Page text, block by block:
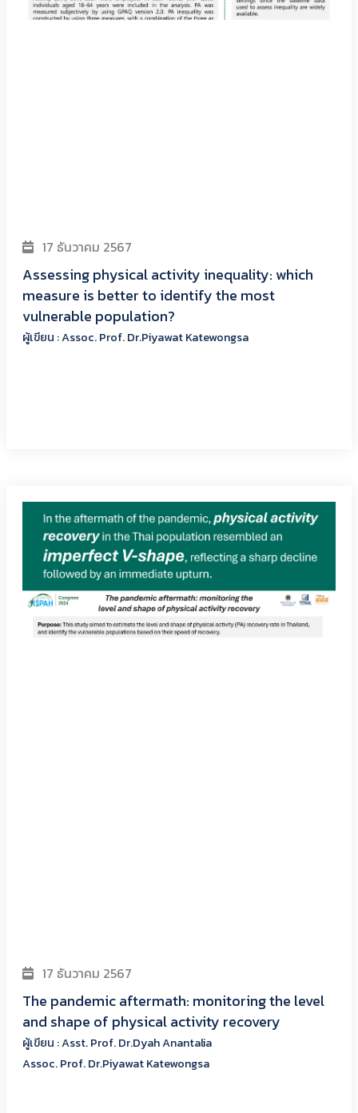
17 ธันวาคม 2567
Assessing physical activity inequality: which
measure is better to identify the most
vulnerable population?
ผู้เขียน : Assoc. Prof. Dr.Piyawat Katewongsa
17 ธันวาคม 2567
The pandemic aftermath: monitoring the level
and shape of physical activity recovery
ผู้เขียน : Asst. Prof. Dr.Dyah Anantalia
Assoc. Prof. Dr.Piyawat Katewongsa